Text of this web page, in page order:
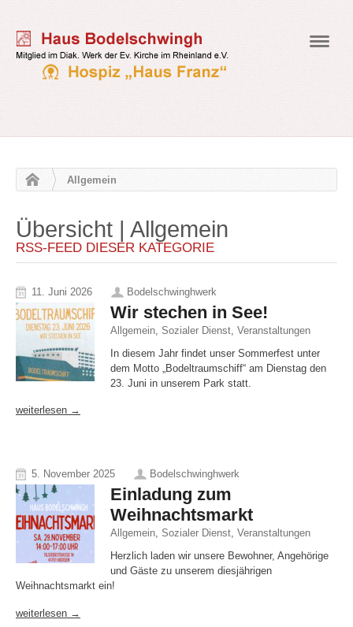
Allgemein
Übersicht | Allgemein
RSS-FEED DIESER KATEGORIE
11. Juni 2026 Bodelschwinghwerk
Wir stechen in See!
Allgemein Sozialer Dienst Veranstaltungen
In diesem Jahr findet unser Sommerfest unter
dem Motto „Bodeltraumschiff“ am Dienstag den
23. Juni in unserem Park statt.
weiterlesen →
5. November 2025 Bodelschwinghwerk
Einladung zum
Weihnachtsmarkt
Allgemein Sozialer Dienst Veranstaltungen
Herzlich laden wir unsere Bewohner, Angehörige
und Gäste zu unserem diesjährigen
Weihnachtsmarkt ein!
weiterlesen →